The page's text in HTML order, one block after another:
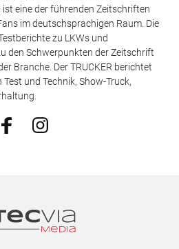
ist eine der führenden Zeitschriften
im deutschsprachigen Raum. Die
zu LKWs und
den Schwerpunkten der Zeitschrift
Branche. Der TRUCKER berichtet
und Technik, Show-Truck,